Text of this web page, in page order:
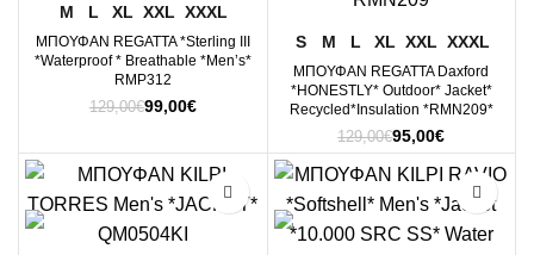
M L XL XXL XXXL
ΜΠΟΥΦΑΝ REGATTA *Sterling III
*Waterproof * Breathable *Men’s*
RMP312
129,00€Original
was:
129,00€.
99,00€Η
τιμή
είναι:
99,00€.
S M L XL XXL XXXL
ΜΠΟΥΦΑΝ REGATTA Daxford
*HONESTLY* Outdoor* Jacket*
Recycled*Insulation *RMN209*
129,00€Original
price
was:
129,00€.
95,00€Η
τρέχουσα
τιμή
είναι: